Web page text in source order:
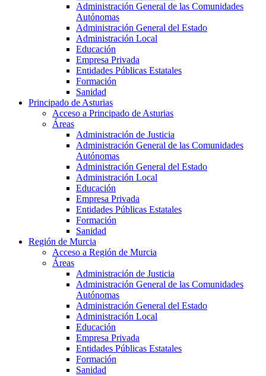
Administración General de las Comunidades
Autónomas
Administración General del Estado
Administración Local
Educación
Empresa Privada
Entidades Públicas Estatales
Formación
Sanidad
Principado de Asturias
Acceso a Principado de Asturias
Áreas
Administración de Justicia
Administración General de las Comunidades
Autónomas
Administración General del Estado
Administración Local
Educación
Empresa Privada
Entidades Públicas Estatales
Formación
Sanidad
Región de Murcia
Acceso a Región de Murcia
Áreas
Administración de Justicia
Administración General de las Comunidades
Autónomas
Administración General del Estado
Administración Local
Educación
Empresa Privada
Entidades Públicas Estatales
Formación
Sanidad